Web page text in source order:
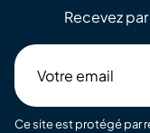
Recevez
email
Ce site est protégé par